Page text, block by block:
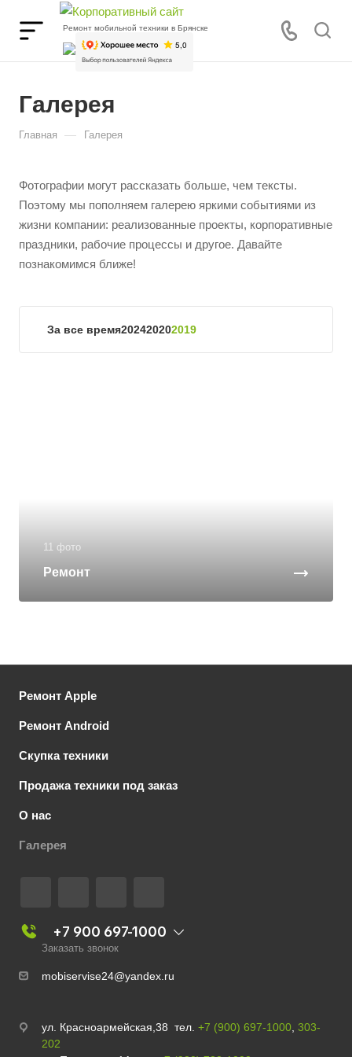
Ремонт мобильной техники в Брянске
Галерея
Главная — Галерея
Фотографии могут рассказать больше, чем тексты.
Поэтому мы пополняем галерею яркими событиями из
жизни компании: реализованные проекты, корпоративные
праздники, рабочие процессы и другое. Давайте
познакомимся ближе!
За все время202420202019
11 фото
Ремонт
Ремонт Apple
Ремонт Android
Скупка техники
Продажа техники под заказ
О нас
Галерея
+7 900 697-1000
Заказать звонок
mobiservise24@yandex.ru
ул. Красноармейская,38 тел. +7 (900) 697-1000 303-
202